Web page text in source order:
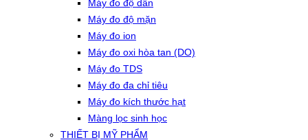
Máy đo độ dẫn
Máy đo độ mặn
Máy đo ion
Máy đo oxi hòa tan (DO)
Máy đo TDS
Máy đo đa chỉ tiêu
Máy đo kích thước hạt
Màng lọc sinh học
THIẾT BỊ MỸ PHẨM